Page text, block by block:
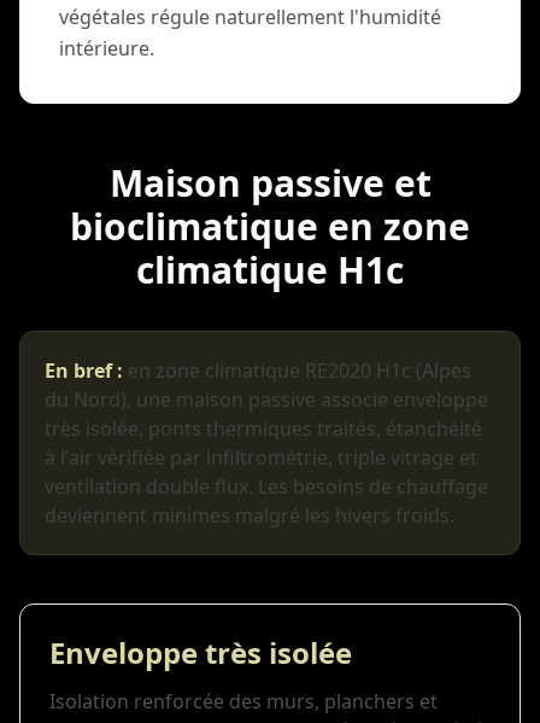
végétales régule naturellement l'humidité
intérieure.
Maison passive et
bioclimatique en zone
climatique H1c
En bref : en zone climatique RE2020 H1c (Alpes
du Nord), une maison passive associe enveloppe
très isolée, ponts thermiques traités, étanchéité
à l'air vérifiée par infiltrométrie, triple vitrage et
ventilation double flux. Les besoins de chauffage
deviennent minimes malgré les hivers froids.
Enveloppe très isolée
Isolation renforcée des murs, planchers et